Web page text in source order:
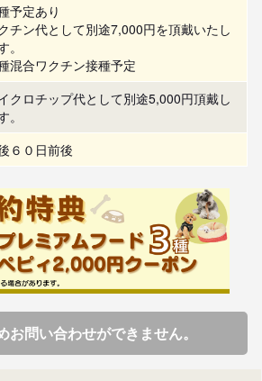
予定あり
チン代として別途7,000円を頂戴いたし
。
混合ワクチン接種予定
クロチップ代として別途5,000円頂戴し
。
６０日前後
お問い合わせができません。